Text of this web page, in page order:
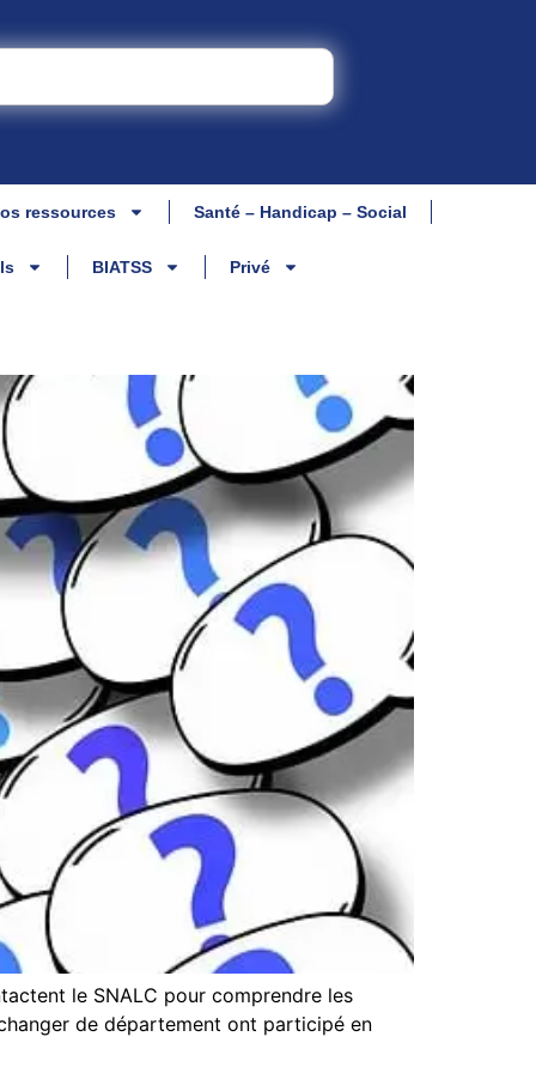
ressources Santé – Handicap – Social
BIATSS Privé
le SNALC pour comprendre les
de département ont participé en